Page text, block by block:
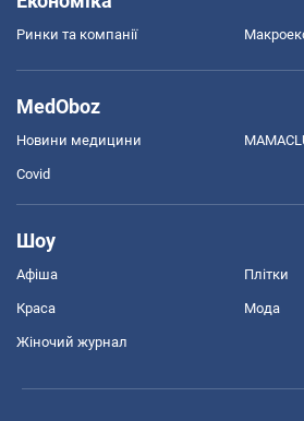
Ринки та компанії
MedOboz
Новини медицини
Covid
Шоу
Афіша Плітки
Краса Мода
Жіночий журнал